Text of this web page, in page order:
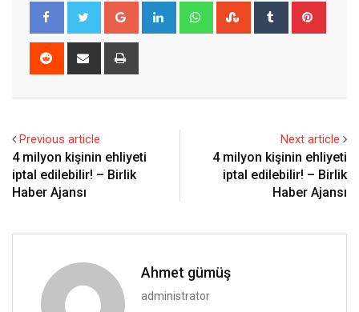
Google+ LinkedIn WhatsappStumbleUpon
Tumblr
Reddit
Share
Previous article
4 milyon kişinin ehliyeti
iptal edilebilir! – Birlik
Haber Ajansı
Next article
4 milyon kişinin ehliyeti
iptal edilebilir! – Birlik
Haber Ajansı
Ahmet gümüş
administrator